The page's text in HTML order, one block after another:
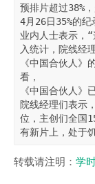
预排片超过38%
4月26日35%的纪
业内人士表示，
入统计，院线经
《中国合伙人》
看，
《中国合伙人》
院线经理们表示
位，主创们全国
有新片上，处于
转载请注明： 学